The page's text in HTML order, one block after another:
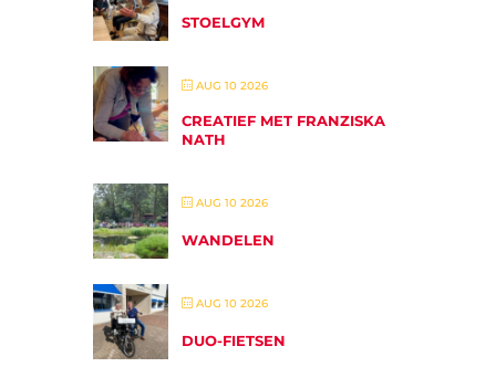
STOELGYM
AUG 10 2026
CREATIEF MET FRANZISKA
NATH
AUG 10 2026
WANDELEN
AUG 10 2026
DUO-FIETSEN